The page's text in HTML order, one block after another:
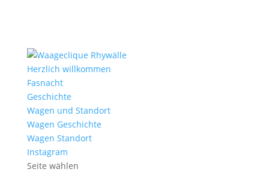
Herzlich willkommen
Fasnacht
Geschichte
Wagen und Standort
Wagen Geschichte
Wagen Standort
Instagram
Seite wählen